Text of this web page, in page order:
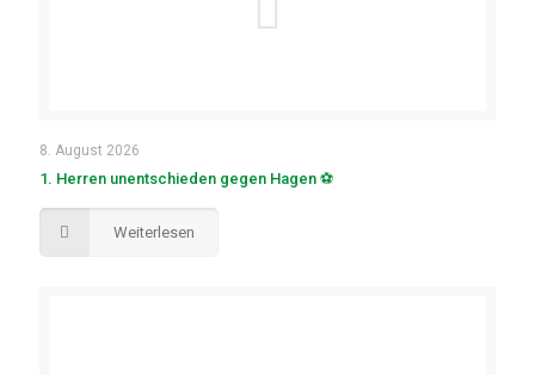
8. August 2026
1. Herren unentschieden gegen Hagen ⚽
Weiterlesen